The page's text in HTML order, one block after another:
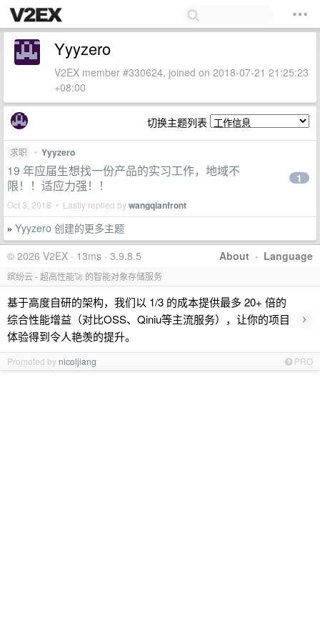
Yyyzero
V2EX member #330624, joined on 2018-07-21 21:25:23
+08:00
切换主题列表
求职 • Yyyzero
19 年应届生想找一份产品的实习工作，地域不
限！！适应力强！！
Oct 3, 2018 • Lastly replied bywangqianfront
1
» Yyyzero 创建的更多主题
About · Language
© 2026 V2EX · 13ms · 3.9.8.5
缤纷云 - 超高性能🚀 的智能对象存储服务
基于高度自研的架构，我们以 1/3 的成本提供最多 20+ 倍的
综合性能增益（对比OSS、Qiniu等主流服务），让你的项目
体验得到令人艳羡的提升。
›
Promoted by nicoljiang PRO